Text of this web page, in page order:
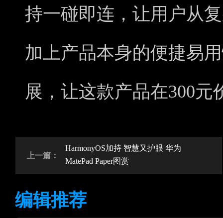
持一碰即连，让用户从
加上产品本身的便捷易
展，让这款产品在300
上一篇：
HarmonyOS加持 智慧又护眼 华为
MatePad Paper图赏
编辑推荐